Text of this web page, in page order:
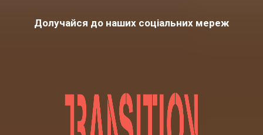
Долучайся до наших соціальних мереж